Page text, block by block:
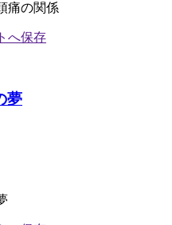
痛の関係
夢